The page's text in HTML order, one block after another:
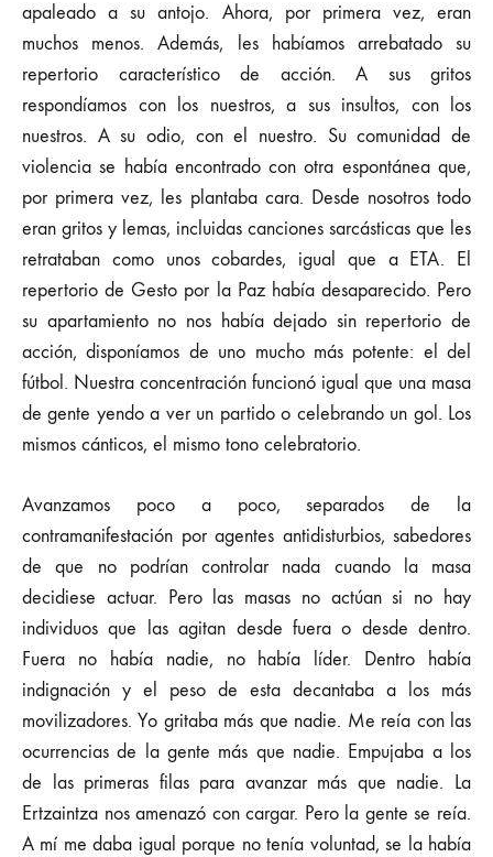
apaleado a su antojo. Ahora, por primera vez, eran
muchos menos. Además, les habíamos arrebatado su
repertorio característico de acción. A sus gritos
respondíamos con los nuestros, a sus insultos, con los
nuestros. A su odio, con el nuestro. Su comunidad de
violencia se había encontrado con otra espontánea que,
por primera vez, les plantaba cara. Desde nosotros todo
eran gritos y lemas, incluidas canciones sarcásticas que les
retrataban como unos cobardes, igual que a ETA. El
repertorio de Gesto por la Paz había desaparecido. Pero
su apartamiento no nos había dejado sin repertorio de
acción, disponíamos de uno mucho más potente: el del
fútbol. Nuestra concentración funcionó igual que una masa
de gente yendo a ver un partido o celebrando un gol. Los
mismos cánticos, el mismo tono celebratorio.
Avanzamos poco a poco, separados de la
contramanifestación por agentes antidisturbios, sabedores
de que no podrían controlar nada cuando la masa
decidiese actuar. Pero las masas no actúan si no hay
individuos que las agitan desde fuera o desde dentro.
Fuera no había nadie, no había líder. Dentro había
indignación y el peso de esta decantaba a los más
movilizadores. Yo gritaba más que nadie. Me reía con las
ocurrencias de la gente más que nadie. Empujaba a los
de las primeras filas para avanzar más que nadie. La
Ertzaintza nos amenazó con cargar. Pero la gente se reía.
A mí me daba igual porque no tenía voluntad, se la había